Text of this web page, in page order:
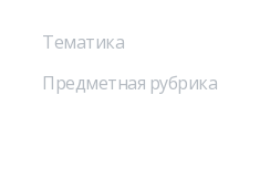
Тематика
Предметная рубрика